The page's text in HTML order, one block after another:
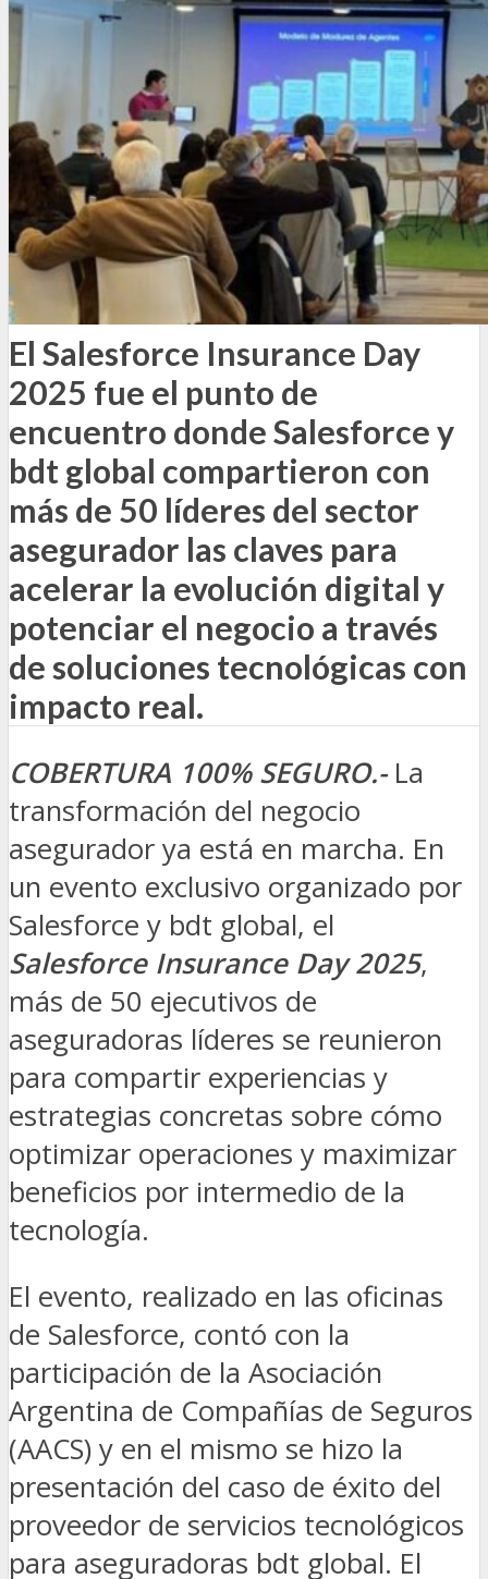
El Salesforce Insurance Day
2025 fue el punto de
encuentro donde Salesforce y
bdt global compartieron con
más de 50 líderes del sector
asegurador las claves para
acelerar la evolución digital y
potenciar el negocio a través
de soluciones tecnológicas con
impacto real.
COBERTURA 100% SEGURO.- La
transformación del negocio
asegurador ya está en marcha. En
un evento exclusivo organizado por
Salesforce y bdt global, el
Salesforce Insurance Day 2025,
más de 50 ejecutivos de
aseguradoras líderes se reunieron
para compartir experiencias y
estrategias concretas sobre cómo
optimizar operaciones y maximizar
beneficios por intermedio de la
tecnología.
El evento, realizado en las oficinas
de Salesforce, contó con la
participación de la Asociación
Argentina de Compañías de Seguros
(AACS) y en el mismo se hizo la
presentación del caso de éxito del
proveedor de servicios tecnológicos
para aseguradoras bdt global. El